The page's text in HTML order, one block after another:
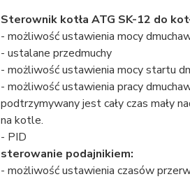
Sterownik kotła ATG SK-12 do
- możliwość ustawienia mocy
- ustalane przedmuchy
- możliwość ustawienia mocy startu
- możliwość ustawienia pracy
podtrzymywany jest cały czas mały
na kotle.
- PID
sterowanie podajnikiem:
- możliwość ustawienia czasów